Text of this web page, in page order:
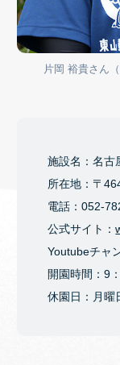
片岡 裕貴さん
施設名：名古
所在地：〒
電話：052-
公式サイト：
Youtubeチャ
開園時間：9
休園日：月曜